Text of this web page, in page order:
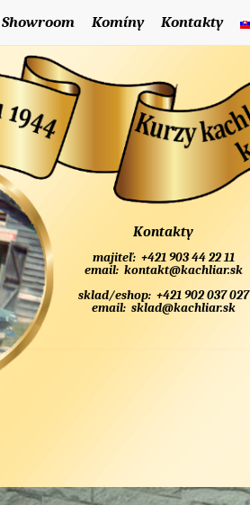
Showroom Komíny Kontakty
Kontakty
majiteľ: +421 903 44 22 11
email: kontakt@kachliar.sk
sklad/eshop: +421 902 037 027
email: sklad@kachliar.sk